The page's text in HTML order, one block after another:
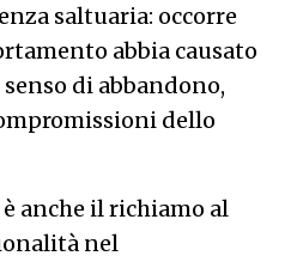
saltuaria: occorre
abbia causato
di abbandono,
dello
anche il richiamo al
nel